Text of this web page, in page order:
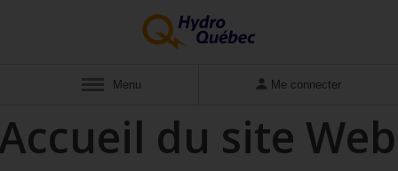
Afficher
Menu Me connecter
du site Web